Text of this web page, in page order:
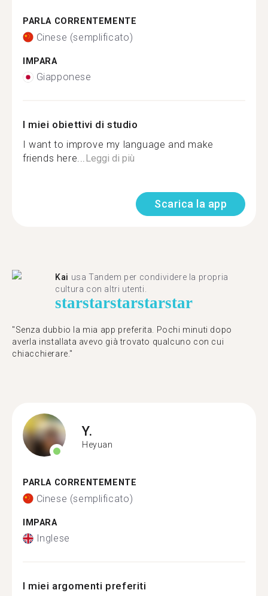
PARLA CORRENTEMENTE
Cinese (semplificato)
IMPARA
Giapponese
I miei obiettivi di studio
I want to improve my language and make
friends here...Leggi di più
Scarica la app
Kai usa Tandem per condividere la propria
cultura con altri utenti.
starstarstarstarstar
"Senza dubbio la mia app preferita. Pochi minuti dopo
averla installata avevo già trovato qualcuno con cui
chiacchierare."
Y.
Heyuan
PARLA CORRENTEMENTE
Cinese (semplificato)
IMPARA
Inglese
I miei argomenti preferiti